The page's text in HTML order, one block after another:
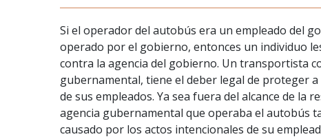
Si el operador del autobús era un empleado del
operado por el gobierno, entonces un individuo
contra la agencia del gobierno. Un transportista
gubernamental, tiene el deber legal de proteger a
de sus empleados. Ya sea fuera del alcance de la
agencia gubernamental que operaba el autobús
causado por los actos intencionales de su